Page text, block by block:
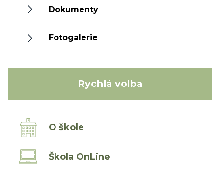
Dokumenty
Fotogalerie
Rychlá volba
O škole
Škola OnLine